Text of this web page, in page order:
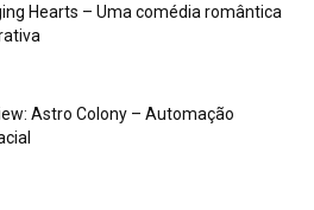
Hearts – Uma comédia romântica
Astro Colony – Automação